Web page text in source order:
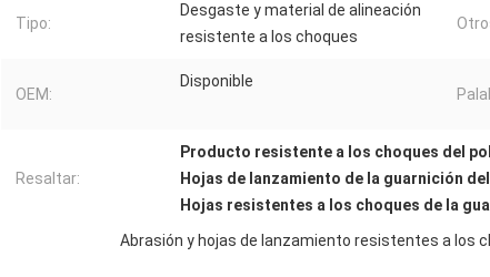
Tipo:
Desgaste y material de alineación
resistente a los choques
OEM:
Disponible
Resaltar:
Producto resistente a los choques del
Hojas de lanzamiento de la guarnición
Hojas resistentes a los choques de la
Abrasión y hojas de lanzamiento resistentes a los